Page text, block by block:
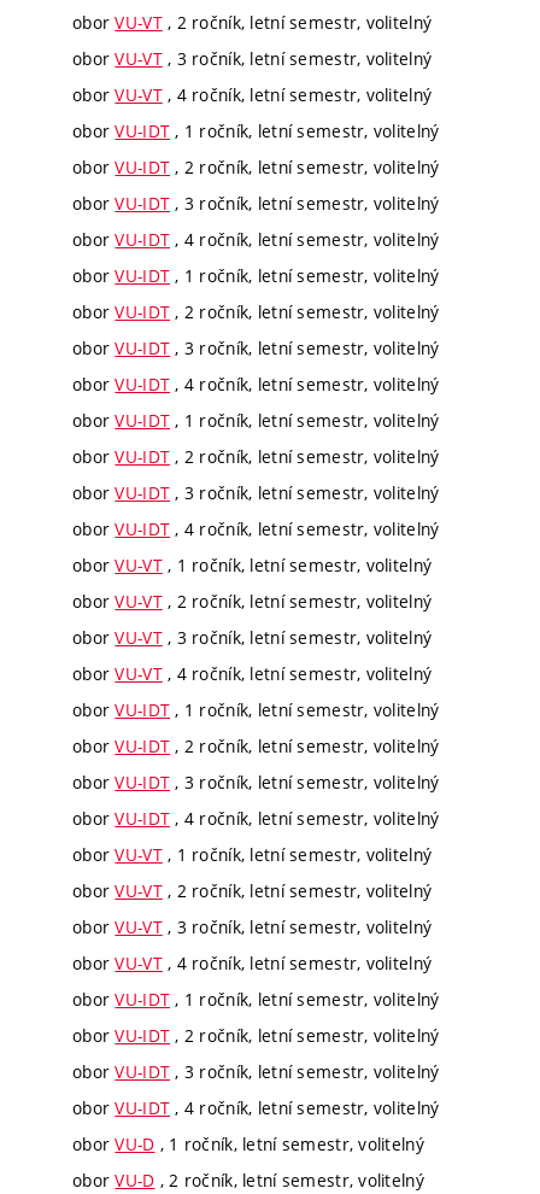
oborVU-VT, 2 ročník, letní semestr, volitelný
oborVU-VT, 3 ročník, letní semestr, volitelný
oborVU-VT, 4 ročník, letní semestr, volitelný
oborVU-IDT , 1 ročník, letní semestr, volitelný
oborVU-IDT , 2 ročník, letní semestr, volitelný
oborVU-IDT , 3 ročník, letní semestr, volitelný
oborVU-IDT , 4 ročník, letní semestr, volitelný
oborVU-IDT , 1 ročník, letní semestr, volitelný
oborVU-IDT , 2 ročník, letní semestr, volitelný
oborVU-IDT , 3 ročník, letní semestr, volitelný
oborVU-IDT , 4 ročník, letní semestr, volitelný
oborVU-IDT , 1 ročník, letní semestr, volitelný
oborVU-IDT , 2 ročník, letní semestr, volitelný
oborVU-IDT , 3 ročník, letní semestr, volitelný
oborVU-IDT , 4 ročník, letní semestr, volitelný
oborVU-VT, 1 ročník, letní semestr, volitelný
oborVU-VT, 2 ročník, letní semestr, volitelný
oborVU-VT, 3 ročník, letní semestr, volitelný
oborVU-VT, 4 ročník, letní semestr, volitelný
oborVU-IDT , 1 ročník, letní semestr, volitelný
oborVU-IDT , 2 ročník, letní semestr, volitelný
oborVU-IDT , 3 ročník, letní semestr, volitelný
oborVU-IDT , 4 ročník, letní semestr, volitelný
oborVU-VT, 1 ročník, letní semestr, volitelný
oborVU-VT, 2 ročník, letní semestr, volitelný
oborVU-VT, 3 ročník, letní semestr, volitelný
oborVU-VT, 4 ročník, letní semestr, volitelný
oborVU-IDT , 1 ročník, letní semestr, volitelný
oborVU-IDT , 2 ročník, letní semestr, volitelný
oborVU-IDT , 3 ročník, letní semestr, volitelný
oborVU-IDT , 4 ročník, letní semestr, volitelný
oborVU-D , 1 ročník, letní semestr, volitelný
oborVU-D , 2 ročník, letní semestr, volitelný